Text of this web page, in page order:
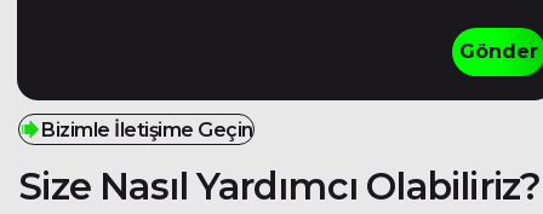
Bizimle İletişime Geçin
Size Nasıl Yardımcı Olabiliriz?